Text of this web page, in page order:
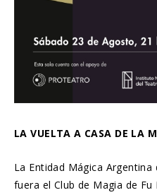
LA VUELTA A CASA DE LA
La Entidad Mágica
fuera el Club de Magia de